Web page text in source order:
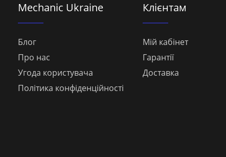
Mechanic Ukraine
Блог
Про нас
Угода користувача
Політика конфіденційності
Клієнтам
Мій кабінет
Гарантії
Доставка